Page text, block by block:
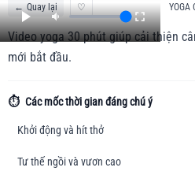
← Quay lại ♡ YOGA
Video yoga 30 phút giúp cải thiện
mới bắt đầu.
⏱️ Các mốc thời gian đáng chú ý
Khởi động và hít thở
Tư thế ngồi và vươn cao